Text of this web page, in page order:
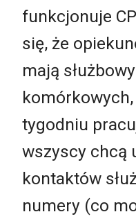
funkcjonuje
się, że
mają
tygodniu
wszyscy chcą
kontaktów
numery (co